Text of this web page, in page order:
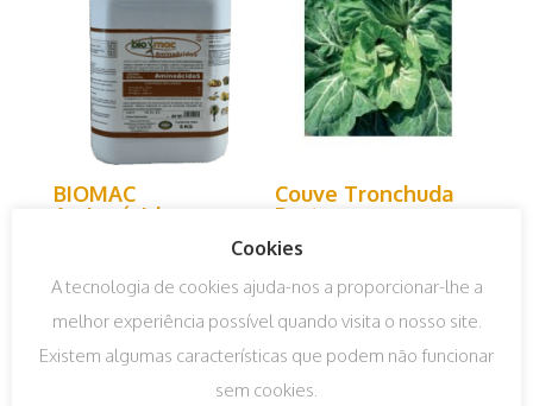
BIOMAC
Aminoácidos –
€ 3,52 –€62,29 IVA
incluído
Couve Tronchuda
Portugues
€0,95
Cookies
A tecnologia de cookies ajuda-nos a proporcionar-lhe a
melhor experiência possível quando visita o nosso site.
Existem algumas características que podem não funcionar
sem cookies.